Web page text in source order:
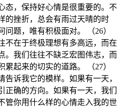
态，保持好心情是很重要的。不
的挫折，总会有雨过天晴的时
题，唯有积极面对。 （26）
不在于终极理想有多高远，而在
。我们往往不缺乏宏图伟志，而
起来的切实的道路。 （27）
诉我它的模样。如果有一天，
正确的方向。如果有一天，我们
管你用什么样的心情走入我的世